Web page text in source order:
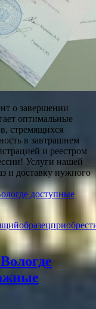
о завершении
оптимальные
стремящихся
в завтрашнем
и реестром
Услуги нашей
и доставку нужного
доступные
образец